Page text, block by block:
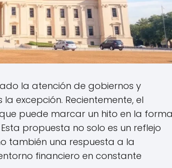
la atención de gobiernos y
excepción. Recientemente, el
puede marcar un hito en la forma
propuesta no solo es un reflejo
también una respuesta a la
financiero en constante